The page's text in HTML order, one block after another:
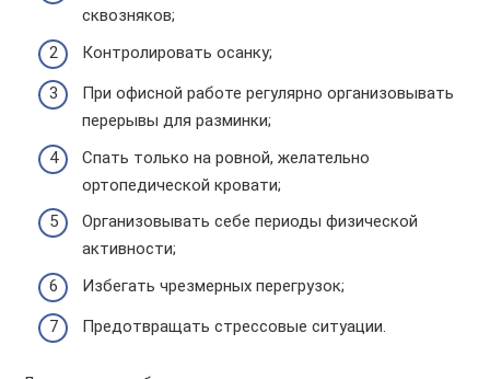
сквозняков;
Контролировать осанку;
При офисной работе регулярно организовывать
перерывы для разминки;
Спать только на ровной, желательно
ортопедической кровати;
Организовывать себе периоды физической
активности;
Избегать чрезмерных перегрузок;
Предотвращать стрессовые ситуации.